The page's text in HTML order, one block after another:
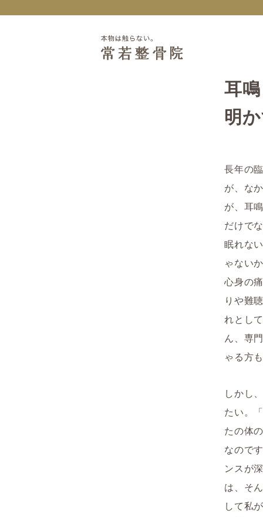
耳
明
長年の
が、な
が、 耳
だけで
眠れな
ゃない
心身の
りや難
れとし
ん、専
ゃる方
しかし
たい。
たの体
なので
ンスが
は、そ
して私